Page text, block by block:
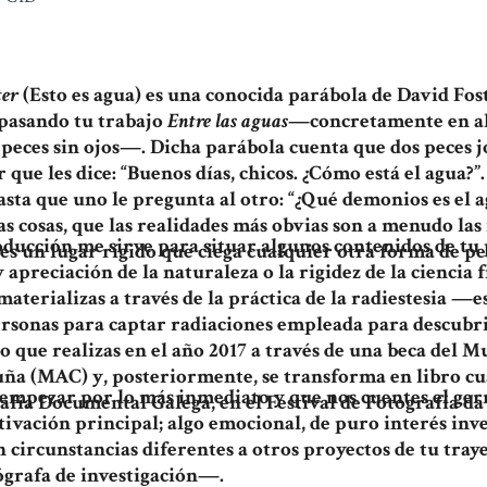
(Esto es agua) es una conocida parábola de David
tu trabajoEntre las aguas—concretamente en
sin ojos—. Dicha parábola cuenta que dos peces
les dice: “Buenos días, chicos. ¿Cómo está el
que uno le pregunta al otro: “¿Qué demonios es el
cosas, que las realidades más obvias son a menudo
un lugar rígido que ciega cualquier otra forma de
me sirve para situar algunos contenidos de tu
apreciación de la naturaleza o la rigidez de la
a través de la práctica de la radiestesia
para captar radiaciones empleada para
que realizas en el año 2017 a través de una beca del
(MAC) y, posteriormente, se transforma en libro
Documental Galega, en el Festival de Fotografía da
por lo más inmediato y que nos cuentes el
principal; algo emocional, de puro interés
circunstancias diferentes a otros proyectos de tu
de investigación—.